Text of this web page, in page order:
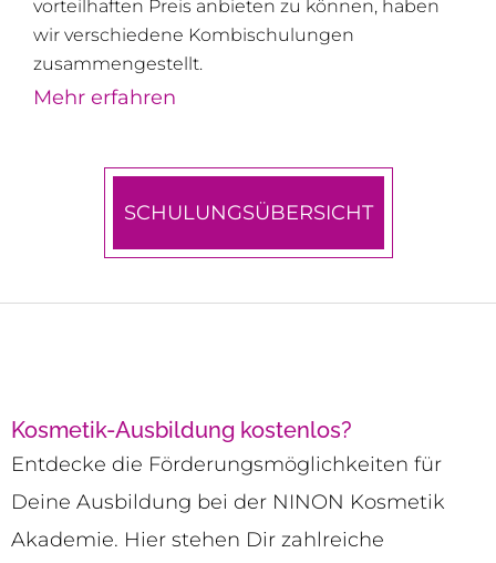
vorteilhaften Preis anbieten zu können, haben
wir verschiedene Kombischulungen
zusammengestellt.
Mehr erfahren
SCHULUNGSÜBERSICHT
Kosmetik-Ausbildung kostenlos?
Entdecke die Förderungsmöglichkeiten für
Deine Ausbildung bei der NINON Kosmetik
Akademie. Hier stehen Dir zahlreiche